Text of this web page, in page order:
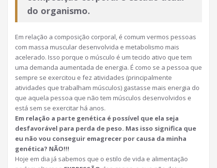
do organismo.
Em relação a composição corporal, é comum vermos pessoas
com massa muscular desenvolvida e metabolismo mais
acelerado. Isso porque o músculo é um tecido ativo que tem
uma demanda aumentada de energia. É como se a pessoa que
sempre se exercitou e fez atividades (principalmente
atividades que trabalham músculos) gastasse mais energia do
que aquela pessoa que não tem músculos desenvolvidos e
está sem se exercitar há anos.
Em relação a parte genética é possível que ela seja
desfavorável para perda de peso. Mas isso significa que
eu não vou conseguir emagrecer por causa da minha
genética? NÃO!!!
Hoje em dia já sabemos que o estilo de vida e alimentação